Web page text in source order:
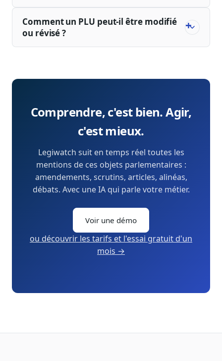
Comment un PLU peut-il être modifié
ou révisé ?
Comprendre, c'est bien. Agir,
c'est mieux.
Legiwatch suit en temps réel toutes les
mentions de ces objets parlementaires :
amendements, scrutins, articles, alinéas,
débats. Avec une IA qui parle votre métier.
Voir une démo
ou découvrir les tarifs et l'essai gratuit d'un
mois →